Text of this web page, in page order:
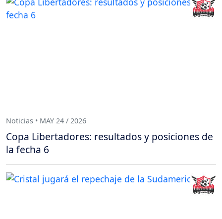
Noticias • MAY 24 / 2026
Copa Libertadores: resultados y posiciones de
la fecha 6